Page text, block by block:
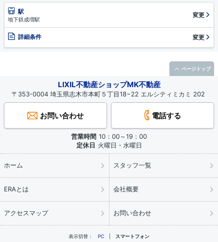
駅
地下鉄成増駅
変更
詳細条件 変更
LIXIL不動産ショップMK不動産
〒353-0004 埼玉県志木市本町５丁目18−22 エルシティミカミ 202
お問い合わせ 電話する
営業時間 10：00～19：00
定休日 火曜日・水曜日
ホーム スタッフ一覧
ERAとは 会社概要
アクセスマップ お問い合わせ
表示切替： PC スマートフォン
ページトップ